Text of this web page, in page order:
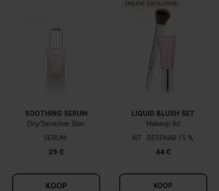
SOOTHING SERUM
Dry/Sensitive Skin
SERUM
29 €
KOOP
ONLINE EXCLUSIVE
LIQUID BLUSH SET
Makeup Kit
KIT
15 %
44 €
KOOP